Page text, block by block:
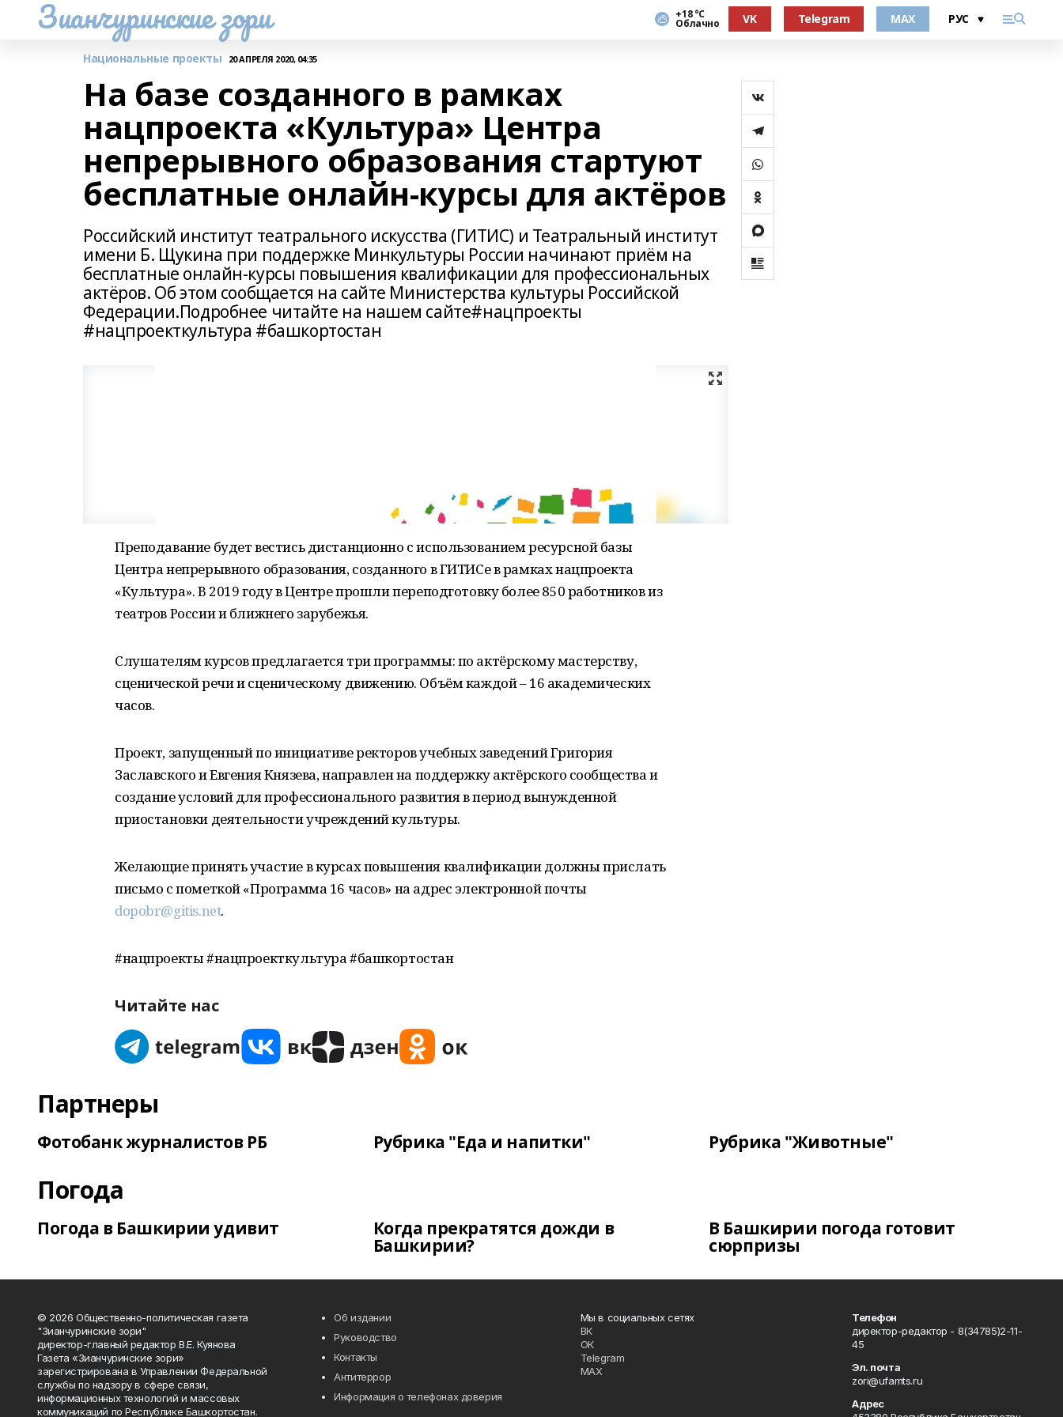
Зианчуринские зори +18 °С
Облачно VK Telegram MAX
Национальные проекты 20 АПРЕЛЯ 2020, 04:35
На базе созданного в рамках
нацпроекта «Культура» Центра
непрерывного образования стартуют
бесплатные онлайн-курсы для актёров
Российский институт театрального искусства (ГИТИС) и Театральный институт
имени Б. Щукина при поддержке Минкультуры России начинают приём на
бесплатные онлайн-курсы повышения квалификации для профессиональных
актёров. Об этом сообщается на сайте Министерства культуры Российской
Федерации.Подробнее читайте на нашем сайте#нацпроекты
#нацпроекткультура #башкортостан
Преподавание будет вестись дистанционно с использованием ресурсной базы
Центра непрерывного образования, созданного в ГИТИСе в рамках нацпроекта
«Культура». В 2019 году в Центре прошли переподготовку более 850 работников из
театров России и ближнего зарубежья.
Слушателям курсов предлагается три программы: по актёрскому мастерству,
сценической речи и сценическому движению. Объём каждой – 16 академических
часов.
Проект, запущенный по инициативе ректоров учебных заведений Григория
Заславского и Евгения Князева, направлен на поддержку актёрского сообщества и
создание условий для профессионального развития в период вынужденной
приостановки деятельности учреждений культуры.
Желающие принять участие в курсах повышения квалификации должны прислать
письмо с пометкой «Программа 16 часов» на адрес электронной почты
dopobr@gitis.net.
#нацпроекты #нацпроекткультура #башкортостан
Читайте нас
Партнеры
Фотобанк журналистов РБ Рубрика "Еда и напитки" Рубрика "Животные"
Погода
Погода в Башкирии удивит Когда прекратятся дожди в
Башкирии?
В Башкирии погода готовит
сюрпризы
© 2026 Общественно-политическая газета
"Зианчуринские зори"
директор-главный редактор В.Е. Куянова
Газета «Зианчуринские зори»
зарегистрирована в Управлении Федеральной
службы по надзору в сфере связи,
информационных технологий и массовых
коммуникаций по Республике Башкортостан.
Об издании
Руководство
Контакты
Антитеррор
Информация о телефонах доверия
Мы в социальных сетях
ВК
ОК
Telegram
MAX
Телефон
директор-редактор - 8(34785)2-11-
45
Эл. почта
zori@ufamts.ru
Адрес